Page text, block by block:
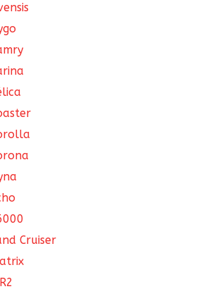
Cruiser